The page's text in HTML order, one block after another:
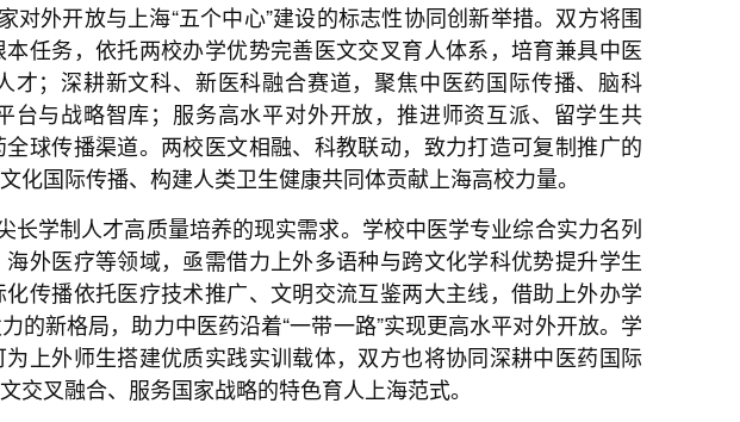
对外开放与上海“五个中心”建设的标志性协同创新举措。双方将围
任务，依托两校办学优势完善医文交叉育人体系，培育兼具中医
才；深耕新文科、新医科融合赛道，聚焦中医药国际传播、脑科
台与战略智库；服务高水平对外开放，推进师资互派、留学生共
球传播渠道。两校医文相融、科教联动，致力打造可复制推广的
化国际传播、构建人类卫生健康共同体贡献上海高校力量。
长学制人才高质量培养的现实需求。学校中医学专业综合实力名列
外医疗等领域，亟需借力上外多语种与跨文化学科优势提升学生
传播依托医疗技术推广、文明交流互鉴两大主线，借助上外办学
的新格局，助力中医药沿着“一带一路”实现更高水平对外开放。学
上外师生搭建优质实践实训载体，双方也将协同深耕中医药国际
交叉融合、服务国家战略的特色育人上海范式。